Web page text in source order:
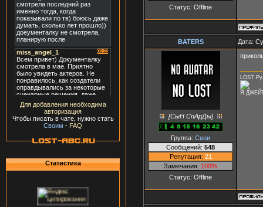
Для добавления необходима
авторизация
Чтобы писать в чате, нужно стать
Своим - FAQ
Статистика
Статус: Offline
BATERS Дата:
[СыН СпАрДы]
Группа: Свои
Сообщений: 548
Репутация: 21
Замечания: 100%
Статус: Offline
LOST
Я